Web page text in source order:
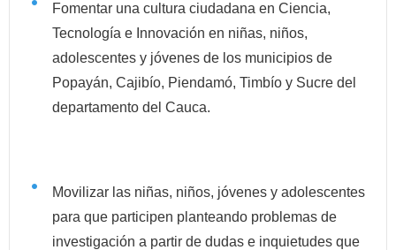
Fomentar una cultura ciudadana en Ciencia,
Tecnología e Innovación en niñas, niños,
adolescentes y jóvenes de los municipios de
Popayán, Cajibío, Piendamó, Timbío y Sucre del
departamento del Cauca.
Movilizar las niñas, niños, jóvenes y adolescentes
para que participen planteando problemas de
investigación a partir de dudas e inquietudes que